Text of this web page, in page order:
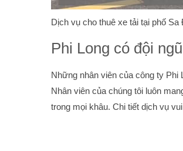
Dịch vụ cho thuê xe tải tại phố Sa
Phi Long có đội
Những nhân viên của công ty
Nhân viên của chúng tôi luôn
trong mọi khâu. Chi tiết dịch vụ